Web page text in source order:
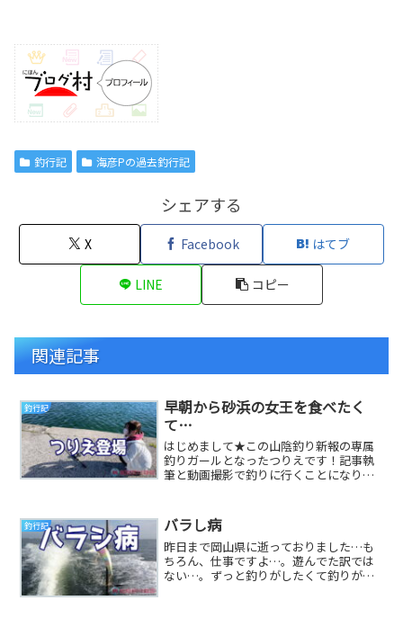
釣行記 海彦Pの過去釣行記
シェアする
X Facebook はてブ
LINE コピー
関連記事
釣行記
早朝から砂浜の女王を食べたく
て…
はじめまして★この山陰釣り新報の専属
釣りガールとなったつりえです！記事執
筆と動画撮影で釣りに行くことになりま
釣行記 バラし病
昨日まで岡山県に逝っておりました…も
ちろん、仕事ですよ…。遊んでた訳では
ない…。ずっと釣りがしたくて釣りがし